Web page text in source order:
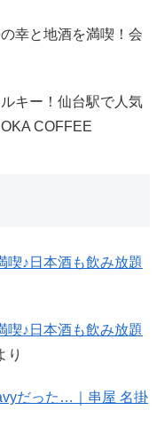
幸と地酒を満喫！会
キー！仙台駅で人気
COFFEE
喫♪日本酒も飲み放題
喫♪日本酒も飲み放題
り
だった…｜串屋 名掛